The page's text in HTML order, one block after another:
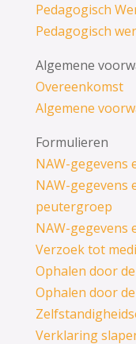
Pedagogisch
Pedagogisch
Algemene
Overeenkomst
Algemene
Formulieren
NAW-gegevens
NAW-gegevens
peutergroep
NAW-gegevens
Verzoek tot
Ophalen door
Ophalen door
Verklaring